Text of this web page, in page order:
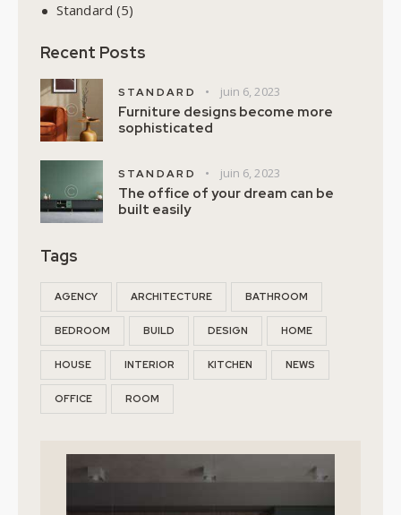
Standard (5)
Recent Posts
STANDARD juin 6, 2023
Furniture designs become more
sophisticated
STANDARD juin 6, 2023
The office of your dream can be
built easily
Tags
AGENCY ARCHITECTURE BATHROOM
BEDROOM BUILD DESIGN HOME
HOUSE INTERIOR KITCHEN NEWS
OFFICE ROOM